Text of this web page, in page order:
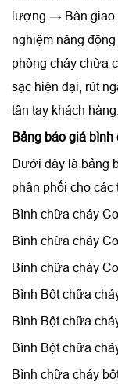
lượng → Bàn
nghiệm năng
phòng cháy chữa
sạc hiện đại, rút
tận tay khách hàng.
Bảng báo giá
Dưới đây là bảng
phân phối cho
Bình chữa cháy
Bình chữa cháy
Bình chữa cháy
Bình Bột chữa
Bình Bột chữa
Bình Bột chữa
Bình chữa cháy